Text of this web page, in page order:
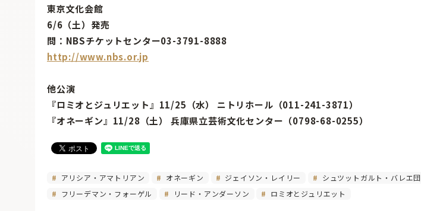
東京文化会館
6/6（土）発売
問：NBSチケットセンター03-3791-8888
http://www.nbs.or.jp
他公演
『ロミオとジュリエット』11/25（水） ニトリホール（011-241-3871）
『オネーギン』11/28（土） 兵庫県立芸術文化センター（0798-68-0255）
アリシア・アマトリアン オネーギン ジェイソン・レイリー シュツットガルト・バレエ団
フリーデマン・フォーゲル
リード・アンダーソン ロミオとジュリエット